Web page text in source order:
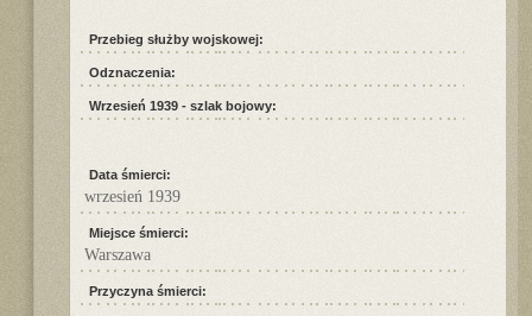
Przebieg służby wojskowej:
Odznaczenia:
Wrzesień 1939 - szlak bojowy:
Data śmierci:
wrzesień 1939
Miejsce śmierci:
Warszawa
Przyczyna śmierci: